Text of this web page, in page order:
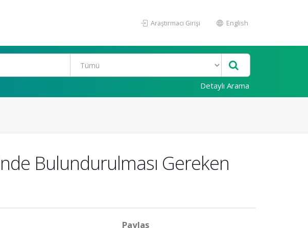
Araştırmacı Girişi English
Detaylı Arama
Bulundurulması Gereken
Paylaş